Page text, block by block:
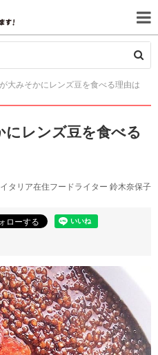
大みそかにレンズ豆を食べる理由は
レンズ豆を食べる
イタリア在住フードライター 鈴木奈保子